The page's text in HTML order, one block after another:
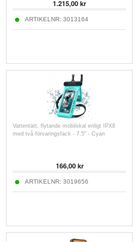
1.215,00 kr
ARTIKELNR: 3013164
Vattentätt, flytande mobilskal enligt IPX8
med två förvaringsfack - 7.5" - Cyan
166,00kr
ARTIKELNR: 3019656